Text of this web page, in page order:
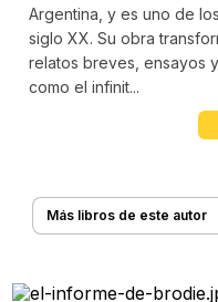
Argentina, y es uno de
siglo XX. Su obra
relatos breves, ensayos
como el infinit...
Más libros de este autor